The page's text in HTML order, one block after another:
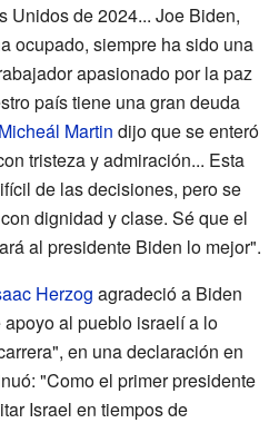
Unidos de 2024... Joe Biden,
ocupado, siempre ha sido una
apasionado por la paz
país tiene una gran deuda
Micheál Martin dijo que se enteró
tristeza y admiración... Esta
de las decisiones, pero se
dignidad y clase. Sé que el
al presidente Biden lo mejor".
Herzog agradeció a Biden
al pueblo israelí a lo
en una declaración en
"Como el primer presidente
Israel en tiempos de